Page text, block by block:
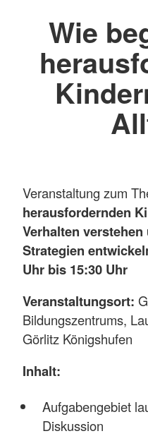
Wie
Veranstaltung zum
herausfordernden
Verhalten
Strategien
Uhr bis 15:30 Uhr
Veranstaltungsort:
Bildungszentrums,
Görlitz Königshufen
Inhalt:
Aufgabengebiet
Diskussion